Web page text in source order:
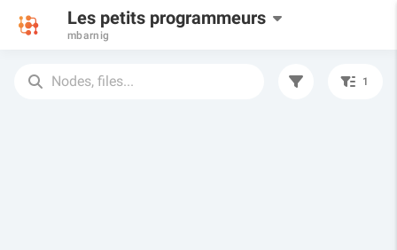
Les petits programmeurs
mbarnig
1